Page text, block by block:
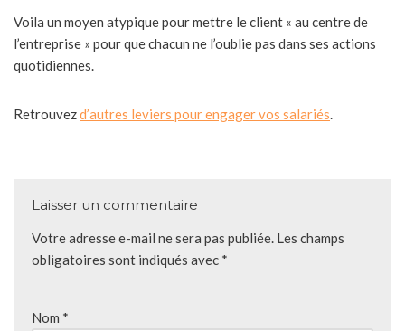
Voila un moyen atypique pour mettre le client « au centre de
l’entreprise » pour que chacun ne l’oublie pas dans ses actions
quotidiennes.
Retrouvezd’autres leviers pour engager vos salariés.
Laisser un commentaire
Votre adresse e-mail ne sera pas publiée. Les champs
obligatoires sont indiqués avec *
Nom *